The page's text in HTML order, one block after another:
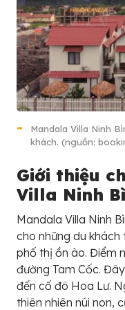
Mandala Villa Ninh
khách. (nguồn:
Giới thiệu
Villa Ninh
Mandala Villa Ninh
cho những du khách
phố thị ồn ào. Điểm
đường Tam Cốc.
đến cố đô Hoa Lư.
thiên nhiên núi non,